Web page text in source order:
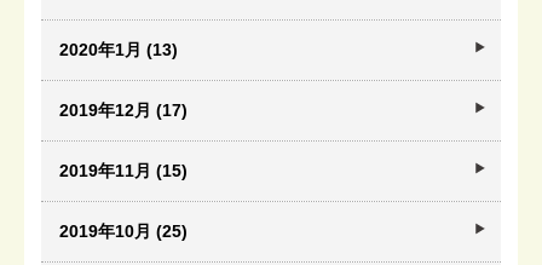
2020年1月 (13)
2019年12月 (17)
2019年11月 (15)
2019年10月 (25)